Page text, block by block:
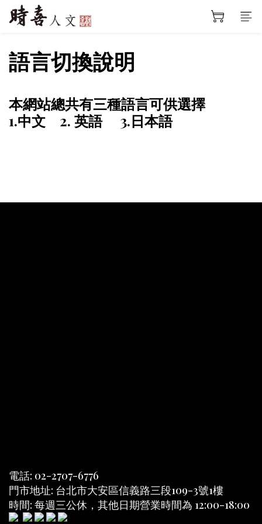
語言切換說明
本網站總共有三種語言可供選擇
1.中文 2. 英語 3.日本語
電話: 02-2707-6776
門市地址: 台北市大安區信義路三段109-3號1樓
時間: 每週三公休，其他日期營業時間為 12:00-18:00